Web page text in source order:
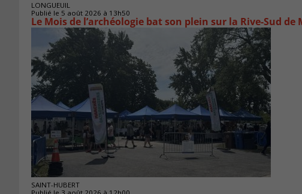
LONGUEUIL
Publié le 5 août 2026 à 13h50
Le Mois de l’archéologie bat son plein sur la Rive-Sud de
SAINT-HUBERT